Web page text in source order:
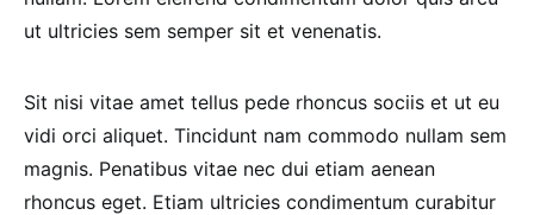
ut ultricies sem semper sit et venenatis.
Sit nisi vitae amet tellus pede rhoncus sociis et ut eu
vidi orci aliquet. Tincidunt nam commodo nullam sem
magnis. Penatibus vitae nec dui etiam aenean
rhoncus eget. Etiam ultricies condimentum curabitur